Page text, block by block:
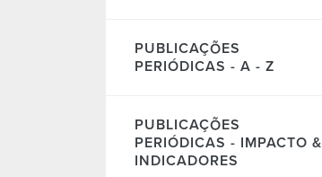
PUBLICAÇÕES
PERIÓDICAS - A - Z
PUBLICAÇÕES
PERIÓDICAS - IMPACTO &
INDICADORES